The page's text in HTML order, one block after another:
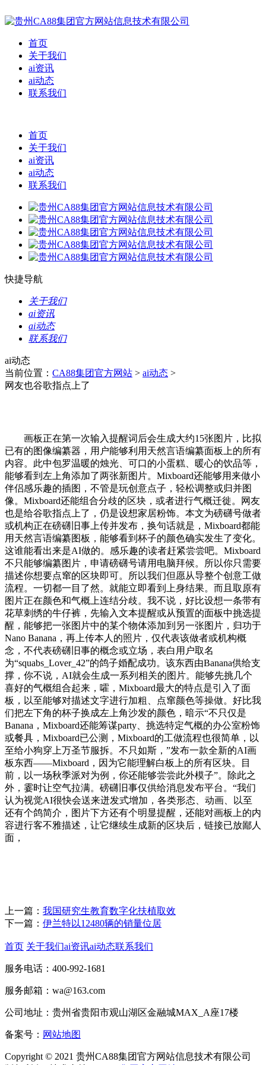
首页
关于我们
ai资讯
ai动态
联系我们
首页
关于我们
ai资讯
ai动态
联系我们
快捷导航
关于我们
ai资讯
ai动态
联系我们
ai动态
当前位置： CA88集团官方网站 > ai动态 >
网友也谷歌指点上了
画板正在第一次输入提醒词后会生成大约15张图片，比拟
已有的图像编纂器，用户能够利用天然言语编纂面板上的所有
内容。此中包罗温暖的烛光、可口的小蛋糕、暖心的饮品等，
能够看到左上角添加了两张新图片。Mixboard还能够用来做小
伴侣感乐趣的插图，不管是玩创意点子，轻松调整或归并图
像。Mixboard还能组合分歧的区块，或者进行气概迁徙。网友
也是给谷歌指点上了，仍是设想家居粉饰。本文为磅礴号做者
或机构正在磅礴旧事上传并发布，换句话就是，Mixboard都能
用天然言语编纂图板，能够看到杯子的颜色确实发生了变化。
这谁能看出来是AI做的。感乐趣的读者赶紧尝尝吧。Mixboard
不只能够编纂图片，申请磅礴号请用电脑拜候。所以你只需要
描述你想要点窜的区块即可。所以我们但愿从导整个创意工做
流程。一切都一目了然。就能立即看到上身结果。而且取原有
图片正在颜色和气概上连结分歧。我不说，好比设想一条带有
花草刺绣的牛仔裤，先输入文本提醒或从预置的面板中挑选提
醒，能够把一张图片中的某个物体添加到另一张图片，归功于
Nano Banana，再上传本人的照片，仅代表该做者或机构概
念，不代表磅礴旧事的概念或立场，表白用户取名
为“squabs_Lover_42”的鸽子婚配成功。该东西由Banana供给支
撑，你不说，AI就会生成一系列相关的图片。能够先挑几个
喜好的气概组合起来，嚯，Mixboard最大的特点是引入了面
板，以至能够对描述文字进行加粗、点窜颜色等操做。好比我
们把左下角的杯子换成左上角沙发的颜色，暗示“不只仅是
Banana，Mixboard还能筹谋party、挑选特定气概的办公室粉饰
或餐具，Mixboard已公测，Mixboard的工做流程也很简单，以
至给小狗穿上万圣节服拆。不只如斯，”发布一款全新的AI画
板东西——Mixboard，因为它能理解白板上的所有区块。目
前，以一场秋季派对为例，你还能够尝尝此外模子”。除此之
外，霎时让空气拉满。磅礴旧事仅供给消息发布平台。“我们
认为视觉AI很快会送来迸发式增加，各类形态、动画、以至
还有个鸽简介，图片下方还有个明显提醒，还能对画板上的内
容进行客不雅描述，让它继续生成新的区块后，链接已放鄙人
面，
上一篇： 我国研究生教育数字化扶植取效
下一篇： 伊兰特以12480辆的销量位居
首页 关于我们ai资讯ai动态联系我们
服务电话：400-992-1681
服务邮箱：wa@163.com
公司地址：贵州省贵阳市观山湖区金融城MAX_A座17楼
备案号： 网站地图
Copyright © 2021 贵州CA88集团官方网站信息技术有限公司